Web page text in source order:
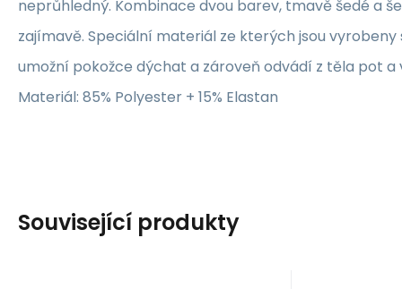
neprůhledný. Kombinace dvou barev, tmavě šedé a
zajímavě. Speciální materiál ze kterých jsou
umožní pokožce dýchat a zároveň odvádí z těla pot a
Materiál: 85% Polyester + 15% Elastan
Související produkty